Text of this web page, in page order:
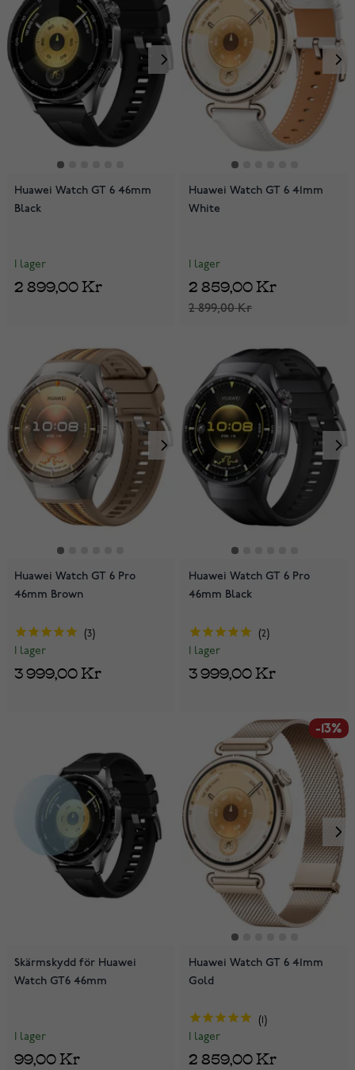
Huawei Watch GT 6 46mm
Black
I lager
2 899,00 Kr
Huawei Watch GT 6 41mm
White
I lager
2 899,00 Kr
2 859,00 Kr
Huawei Watch GT 6 Pro
46mm Brown
3
I lager
3 999,00 Kr
Huawei Watch GT 6 Pro
46mm Black
2
I lager
3 999,00 Kr
Skärmskydd för Huawei
Watch GT6 46mm
I lager
99,00 Kr
-13%
Huawei Watch GT 6 41mm
Gold
I lager
2 859,00 Kr